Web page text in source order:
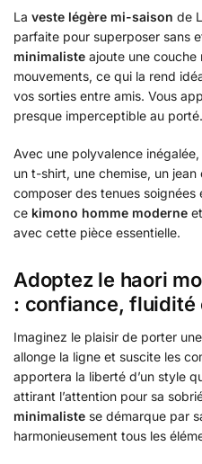
La veste légère mi-saison de
parfaite pour superposer sans
minimaliste ajoute une couche
mouvements, ce qui la rend
vos sorties entre amis. Vous
presque imperceptible au porté.
Avec une polyvalence
un t-shirt, une chemise, un
composer des tenues
ce kimono homme moderne
avec cette pièce essentielle.
Adoptez le haori
: confiance,
Imaginez le plaisir de porter une
allonge la ligne et suscite les
apportera la liberté d’un style
attirant l’attention pour sa
minimaliste se démarque par
harmonieusement tous les